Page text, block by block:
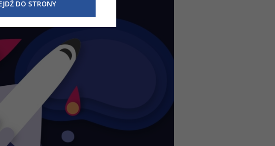
działań.
DO STRONY